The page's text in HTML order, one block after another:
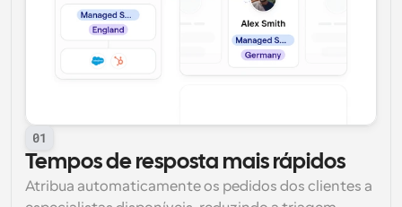
01
Tempos de resposta mais rápidos
Atribua automaticamente os pedidos dos clientes a